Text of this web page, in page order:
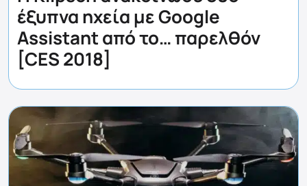
έξυπνα ηχεία με Google
Assistant από το… παρελθόν
[CES 2018]